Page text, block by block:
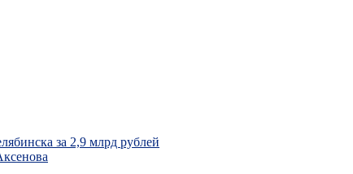
за 2,9 млрд рублей